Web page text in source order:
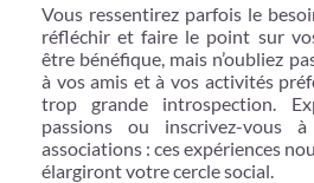
Vous ressentirez parfois le
réfléchir et faire le point sur
être bénéfique, mais n’oubliez
à vos amis et à vos activités
trop grande introspection.
passions ou inscrivez-vous
associations : ces expériences
élargiront votre cercle social.